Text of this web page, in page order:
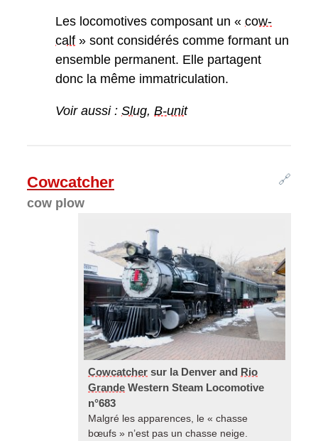
Les locomotives composant un « cow-
calf » sont considérés comme formant un
ensemble permanent. Elle partagent
donc la même immatriculation.
Voir aussi : Slug, B-unit
🔗
Cowcatcher
cow plow
Cowcatcher sur la Denver and Rio
Grande Western Steam Locomotive
n°683
Malgré les apparences, le « chasse
bœufs » n’est pas un chasse neige.